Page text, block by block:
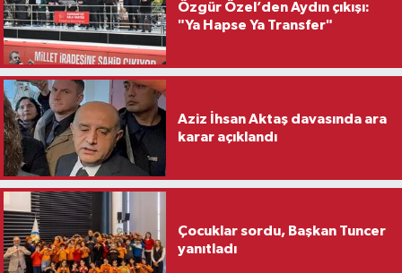
Özgür Özel’den Aydın çıkışı:
"Ya Hapse Ya Transfer"
Aziz İhsan Aktaş davasında ara
karar açıklandı
Çocuklar sordu, Başkan Tuncer
yanıtladı